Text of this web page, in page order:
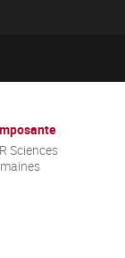
Sciences